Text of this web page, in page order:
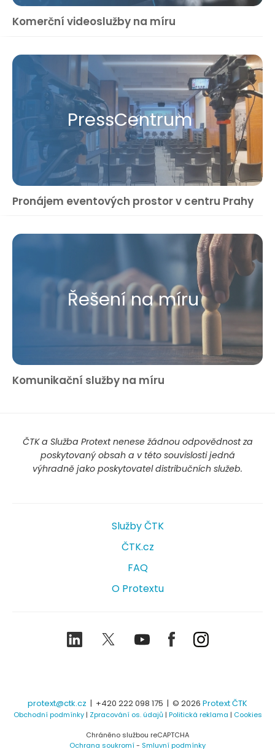
Komerční videoslužby na míru
Press​Centrum
Pronájem eventových prostor v centru Prahy
Řešení na míru
Komunikační služby na míru
ČTK a Služba Protext nenese žádnou odpovědnost za
poskytovaný obsah a v této souvislosti jedná
výhradně jako poskytovatel distribučních služeb.
Služby ČTK
ČTK.cz
FAQ
O Protextu
LinkedIn TwitterYoutubeFacebookInstagram
protext@ctk.cz | +420 222 098 175 | © 2026 Protext ČTK
Obchodní podmínky| Zpracování os. údajů| Politická reklama | Cookies
Chráněno službou reCAPTCHA
Ochrana soukromí- Smluvní podmínky